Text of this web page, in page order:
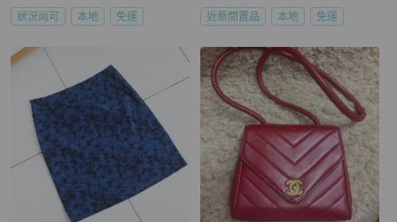
狀況尚可 本地 免運 近新閒置品 本地 免運